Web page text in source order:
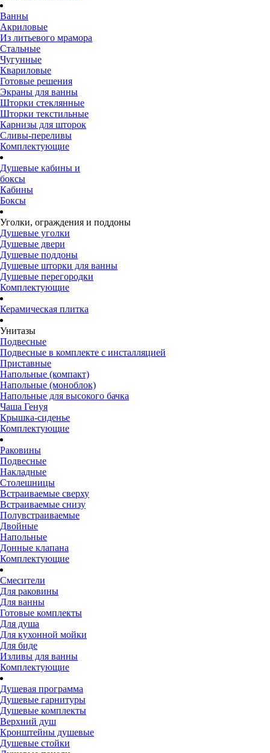
Ванны
Акриловые
Из литьевого мрамора
Стальные
Чугунные
Квариловые
Готовые решения
Экраны для ванны
Шторки стеклянные
Шторки текстильные
Карнизы для шторок
Сливы-переливы
Комплектующие
Душевые кабины и
боксы
Кабины
Боксы
Уголки, ограждения и поддоны
Душевые уголки
Душевые двери
Душевые поддоны
Душевые шторки для ванны
Душевые перегородки
Комплектующие
Керамическая плитка
Унитазы
Подвесные
Подвесные в комплекте с инсталляцией
Приставные
Напольные (компакт)
Напольные (моноблок)
Напольные для высокого бачка
Чаша Генуя
Крышка-сиденье
Комплектующие
Раковины
Подвесные
Накладные
Столешницы
Встраиваемые сверху
Встраиваемые снизу
Полувстраиваемые
Двойные
Напольные
Донные клапана
Комплектующие
Смесители
Для раковины
Для ванны
Готовые комплекты
Для душа
Для кухонной мойки
Для биде
Изливы для ванны
Комплектующие
Душевая программа
Душевые гарнитуры
Душевые комплекты
Верхний душ
Кронштейны душевые
Душевые стойки